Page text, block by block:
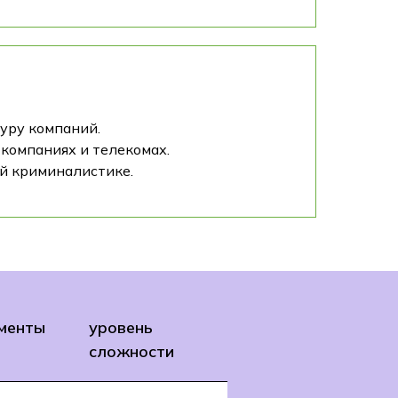
компаний.
и телекомах.
криминалистике.
уровень
сложности